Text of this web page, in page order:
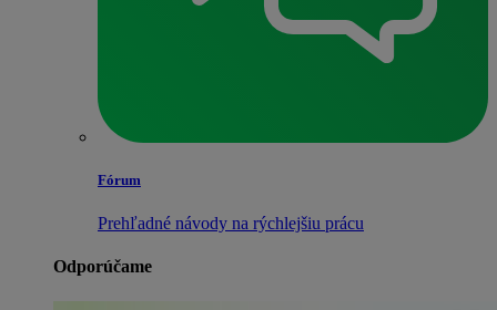
Fórum
Prehľadné návody na rýchlejšiu prácu
Odporúčame